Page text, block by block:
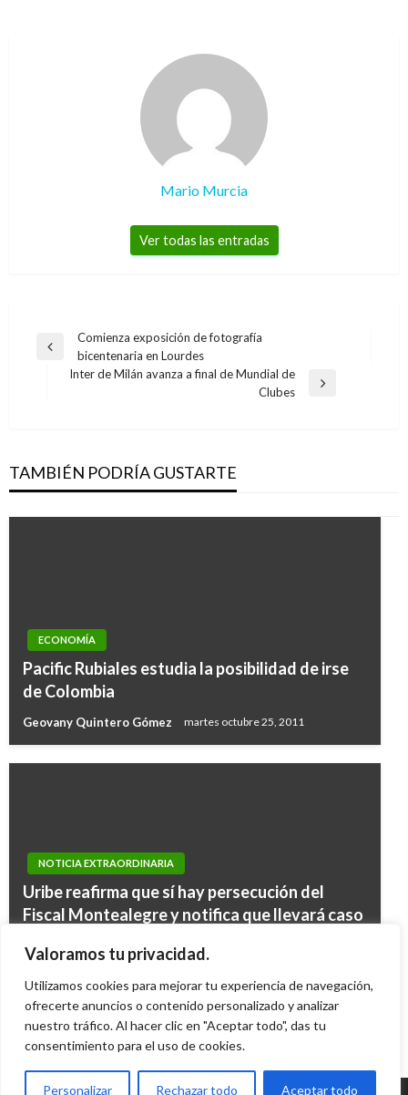
Valoramos tu privacidad.
Utilizamos cookies para mejorar tu experiencia de navegación,
ofrecerte anuncios o contenido personalizado y analizar
nuestro tráfico. Al hacer clic en "Aceptar todo", das tu
consentimiento para el uso de cookies.
Personalizar Rechazar todo Aceptar todo
Mario Murcia
Ver todas las entradas
Navegación
Entrada
anterior
Comienza exposición de fotografía
bicentenaria en Lourdes
Inter de Milán avanza a final de Mundial de
Clubes
TAMBIÉN PODRÍA GUSTARTE
ECONOMÍA
Pacific Rubiales estudia la posibilidad de irse
de Colombia
Geovany Quintero Gómez martes octubre 25, 2011
NOTICIA EXTRAORDINARIA
Uribe reafirma que sí hay persecución del
Fiscal Montealegre y notifica que llevará caso
PANORAMA NACIONAL
reclutamiento forzado a menores
Iván Briceño lunes diciembre 14, 2020
PANORAMA NACIONAL
Mary Gomez miércoles junio 22, 2016